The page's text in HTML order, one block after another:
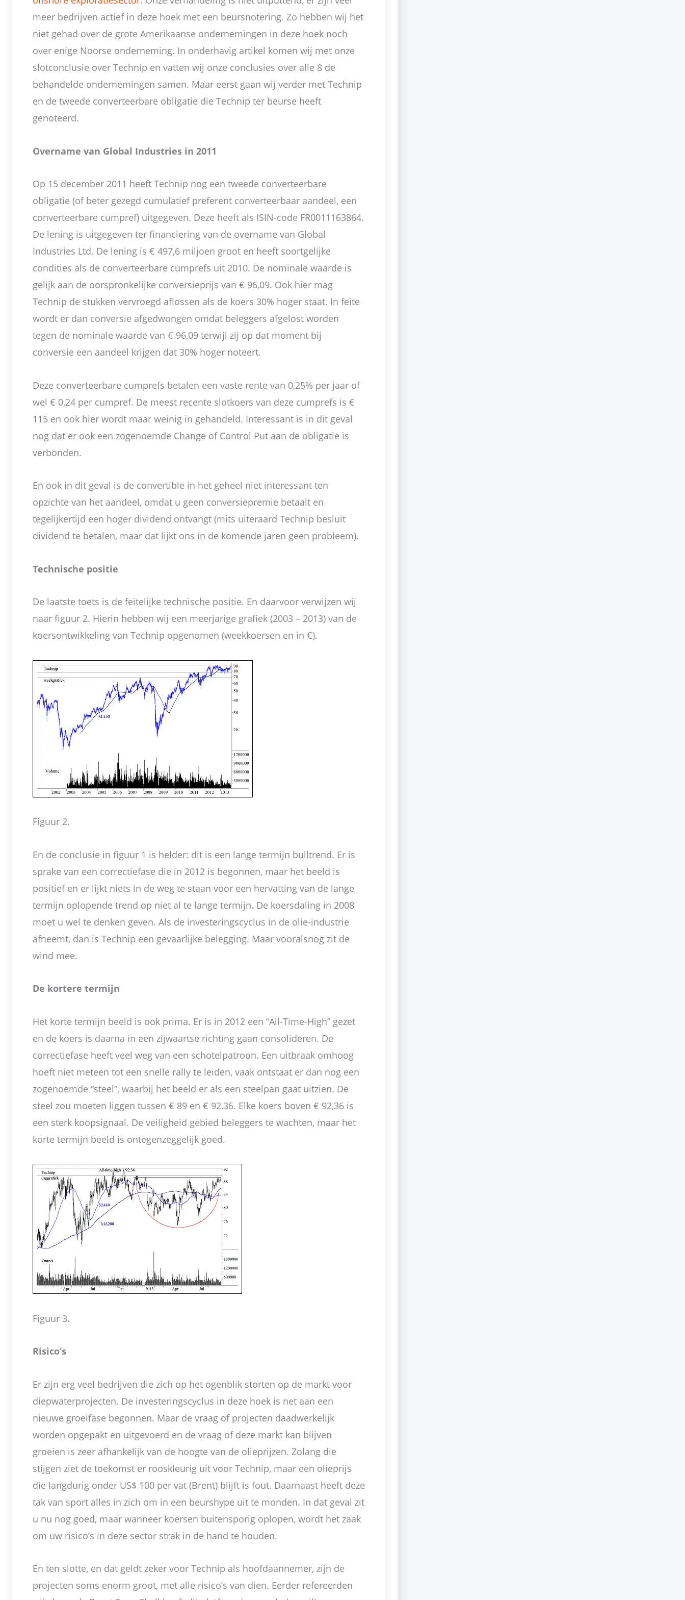
meer bedrijven actief in deze hoek met een beursnotering. Zo hebben wij het
niet gehad over de grote Amerikaanse ondernemingen in deze hoek noch
over enige Noorse onderneming. In onderhavig artikel komen wij met onze
slotconclusie over Technip en vatten wij onze conclusies over alle 8 de
behandelde ondernemingen samen. Maar eerst gaan wij verder met Technip
en de tweede converteerbare obligatie die Technip ter beurse heeft
genoteerd.
Overname van Global Industries in 2011
Op 15 december 2011 heeft Technip nog een tweede converteerbare
obligatie (of beter gezegd cumulatief preferent converteerbaar aandeel, een
converteerbare cumpref) uitgegeven. Deze heeft als ISIN-code FR0011163864.
De lening is uitgegeven ter financiering van de overname van Global
Industries Ltd. De lening is € 497,6 miljoen groot en heeft soortgelijke
condities als de converteerbare cumprefs uit 2010. De nominale waarde is
gelijk aan de oorspronkelijke conversieprijs van € 96,09. Ook hier mag
Technip de stukken vervroegd aflossen als de koers 30% hoger staat. In feite
wordt er dan conversie afgedwongen omdat beleggers afgelost worden
tegen de nominale waarde van € 96,09 terwijl zij op dat moment bij
conversie een aandeel krijgen dat 30% hoger noteert.
Deze converteerbare cumprefs betalen een vaste rente van 0,25% per jaar of
wel € 0,24 per cumpref. De meest recente slotkoers van deze cumprefs is €
115 en ook hier wordt maar weinig in gehandeld. Interessant is in dit geval
nog dat er ook een zogenoemde Change of Control Put aan de obligatie is
verbonden.
En ook in dit geval is de convertible in het geheel niet interessant ten
opzichte van het aandeel, omdat u geen conversiepremie betaalt en
tegelijkertijd een hoger dividend ontvangt (mits uiteraard Technip besluit
dividend te betalen, maar dat lijkt ons in de komende jaren geen probleem).
Technische positie
De laatste toets is de feitelijke technische positie. En daarvoor verwijzen wij
naar figuur 2. Hierin hebben wij een meerjarige grafiek (2003 – 2013) van de
koersontwikkeling van Technip opgenomen (weekkoersen en in €).
Figuur 2.
En de conclusie in figuur 1 is helder: dit is een lange termijn bulltrend. Er is
sprake van een correctiefase die in 2012 is begonnen, maar het beeld is
positief en er lijkt niets in de weg te staan voor een hervatting van de lange
termijn oplopende trend op niet al te lange termijn. De koersdaling in 2008
moet u wel te denken geven. Als de investeringscyclus in de olie-industrie
afneemt, dan is Technip een gevaarlijke belegging. Maar vooralsnog zit de
wind mee.
De kortere termijn
Het korte termijn beeld is ook prima. Er is in 2012 een “All-Time-High” gezet
en de koers is daarna in een zijwaartse richting gaan consolideren. De
correctiefase heeft veel weg van een schotelpatroon. Een uitbraak omhoog
hoeft niet meteen tot een snelle rally te leiden, vaak ontstaat er dan nog een
zogenoemde “steel”, waarbij het beeld er als een steelpan gaat uitzien. De
steel zou moeten liggen tussen € 89 en € 92,36. Elke koers boven € 92,36 is
een sterk koopsignaal. De veiligheid gebied beleggers te wachten, maar het
korte termijn beeld is ontegenzeggelijk goed.
Figuur 3.
Risico’s
Er zijn erg veel bedrijven die zich op het ogenblik storten op de markt voor
diepwaterprojecten. De investeringscyclus in deze hoek is net aan een
nieuwe groeifase begonnen. Maar de vraag of projecten daadwerkelijk
worden opgepakt en uitgevoerd en de vraag of deze markt kan blijven
groeien is zeer afhankelijk van de hoogte van de olieprijzen. Zolang die
stijgen ziet de toekomst er rooskleurig uit voor Technip, maar een olieprijs
die langdurig onder US$ 100 per vat (Brent) blijft is fout. Daarnaast heeft deze
tak van sport alles in zich om in een beurshype uit te monden. In dat geval zit
u nu nog goed, maar wanneer koersen buitensporig oplopen, wordt het zaak
om uw risico’s in deze sector strak in de hand te houden.
En ten slotte, en dat geldt zeker voor Technip als hoofdaannemer, zijn de
projecten soms enorm groot, met alle risico’s van dien. Eerder refereerden